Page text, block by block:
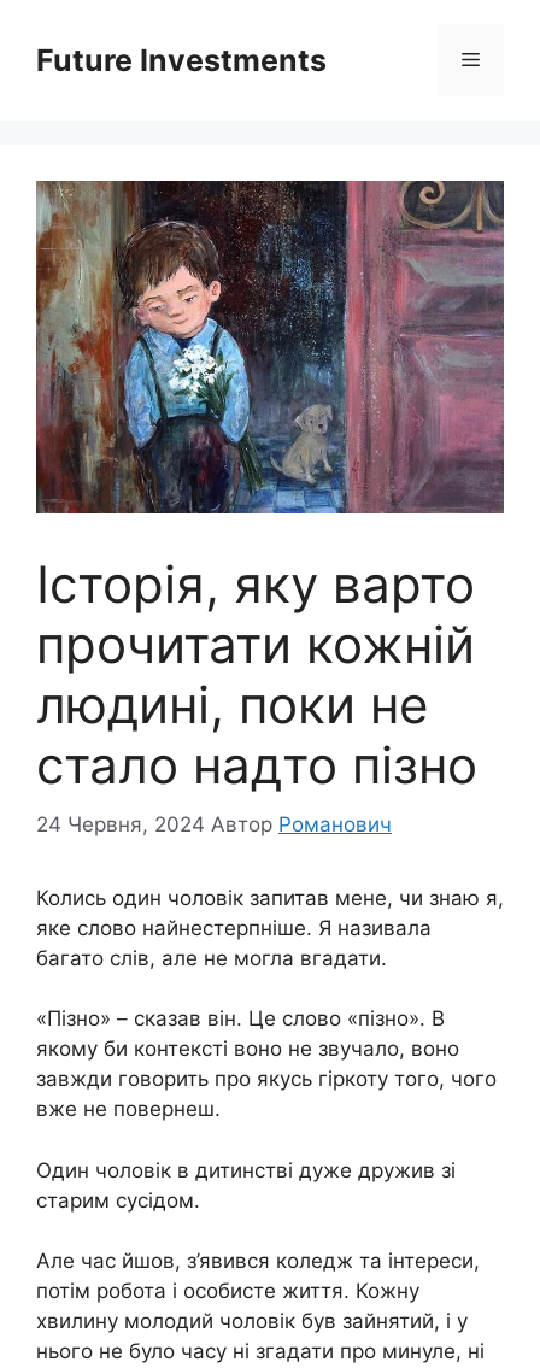
вмістуFuture Investments Меню
Історія, яку варто
прочитати кожній
людині, поки не
стало надто пізно
24 Червня, 2024 Автор Романович
Колись один чоловік запитав мене, чи знаю я,
яке слово найнестерпніше. Я називала
багато слів, але не могла вгадати.
«Пізно» – сказав він. Це слово «пізно». В
якому би контексті воно не звучало, воно
завжди говорить про якусь гіркоту того, чого
вже не повернеш.
Один чоловік в дитинстві дуже дружив зі
старим сусідом.
Але час йшов, з’явився коледж та інтереси,
потім робота і особисте життя. Кожну
хвилину молодий чоловік був зайнятий, і у
нього не було часу ні згадати про минуле, ні